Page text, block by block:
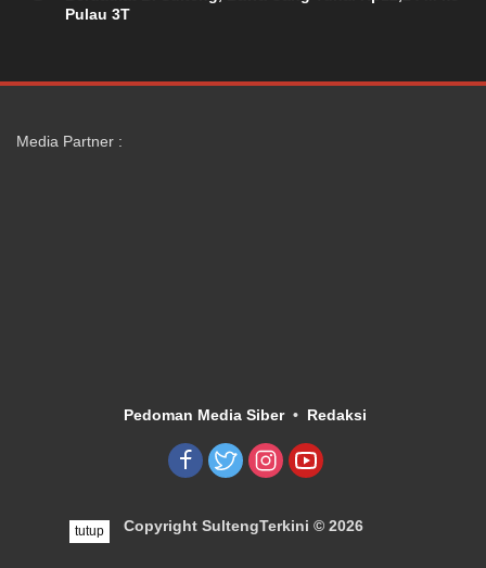
Pulau 3T
Media Partner :
Pedoman Media Siber Redaksi
Copyright SultengTerkini © 2026
tutup